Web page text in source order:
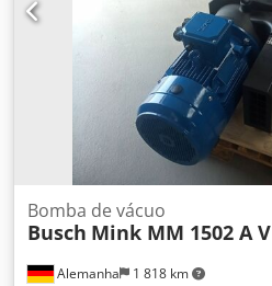
Alemanha 1 818 km
Bomba de vácuo
Busch Mink MM 1502 A V